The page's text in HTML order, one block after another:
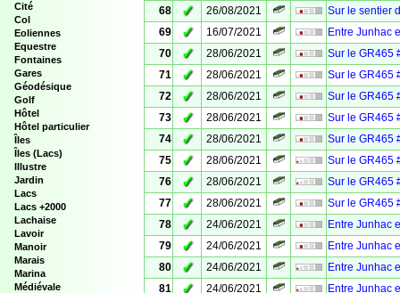
Cité
Col
Eoliennes
Equestre
Fontaines
Gares
Géodésique
Golf
Hôtel
Hôtel particulier
Îles
Îles (Lacs)
Illustre
Jardin
Lacs
Lacs +2000
Lachaise
Lavoir
Manoir
Marais
Marina
Médiévale
68
✓ 26/08/2021
Sur le sentier
69
✓ 16/07/2021
Entre Junhac
70
✓ 28/06/2021
Sur le GR465
71
✓ 28/06/2021
Sur le GR465
72
✓ 28/06/2021
Sur le GR465
73
✓ 28/06/2021
Sur le GR465
74
✓ 28/06/2021
Sur le GR465
75
✓ 28/06/2021
Sur le GR465
76
✓ 28/06/2021
Sur le GR465
77
✓ 28/06/2021
Sur le GR465
78
✓ 24/06/2021
Entre Junhac
79
✓ 24/06/2021
Entre Junhac
80
✓ 24/06/2021
Entre Junhac
81
✓ 24/06/2021
Entre Junhac